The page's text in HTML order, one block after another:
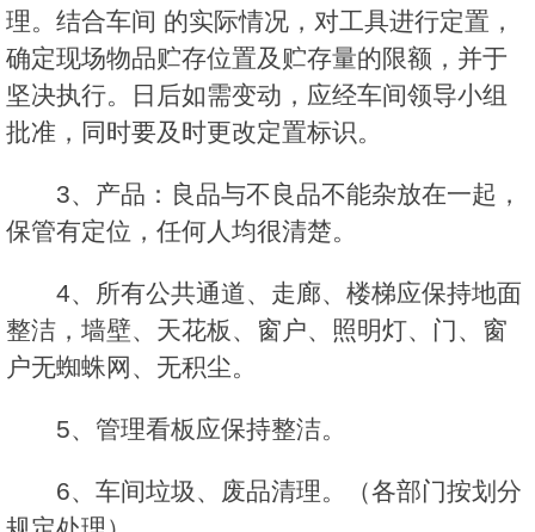
理。结合车间 的实际情况，对工具进行定置，
确定现场物品贮存位置及贮存量的限额，并于
坚决执行。日后如需变动，应经车间领导小组
批准，同时要及时更改定置标识。
3、产品：良品与不良品不能杂放在一起，
保管有定位，任何人均很清楚。
4、所有公共通道、走廊、楼梯应保持地面
整洁，墙壁、天花板、窗户、照明灯、门、窗
户无蜘蛛网、无积尘。
5、管理看板应保持整洁。
6、车间垃圾、废品清理。（各部门按划分